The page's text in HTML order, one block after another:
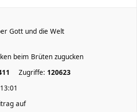
Gott und die Welt
beim Brüten zugucken
Zugriffe: 120623
auf